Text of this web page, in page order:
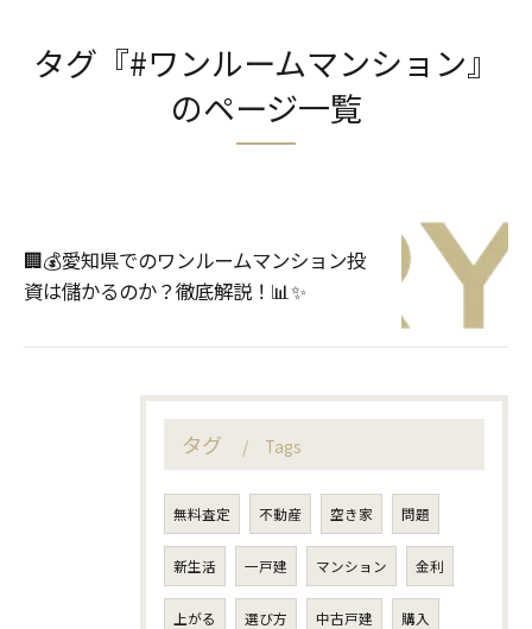
タグ『#ワンルームマンション』
のページ一覧
🏢💰愛知県でのワンルームマンション投
資は儲かるのか？徹底解説！📊✨
タグ Tags
無料査定 不動産 空き家 問題
新生活 一戸建 マンション 金利
上がる 選び方 中古戸建 購入